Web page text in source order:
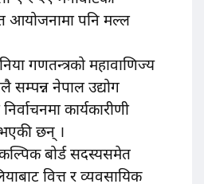
पनि मल्ल
गणतन्त्रको महावाणिज्य
नेपाल उद्योग
कार्यकारीणी
भएकी छन् ।
बोर्ड सदस्यसमेत
वित्त र व्यवसायिक